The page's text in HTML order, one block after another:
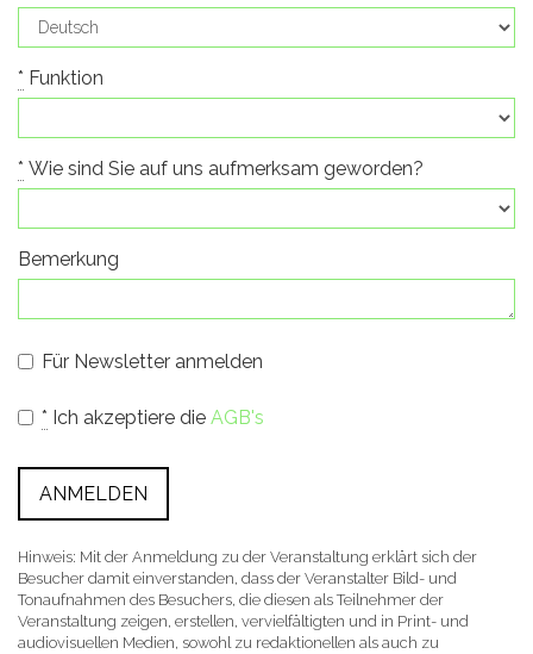
* Funktion
* Wie sind Sie auf uns aufmerksam geworden?
Bemerkung
Für Newsletter anmelden
* Ich akzeptiere die AGB's
Hinweis: Mit der Anmeldung zu der Veranstaltung erklärt sich der
Besucher damit einverstanden, dass der Veranstalter Bild- und
Tonaufnahmen des Besuchers, die diesen als Teilnehmer der
Veranstaltung zeigen, erstellen, vervielfältigten und in Print- und
audiovisuellen Medien, sowohl zu redaktionellen als auch zu